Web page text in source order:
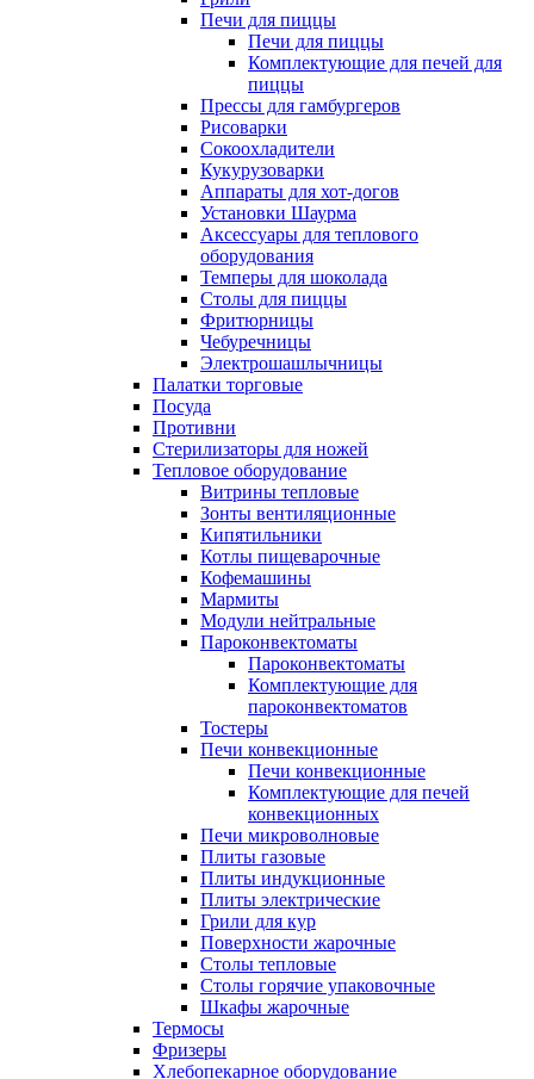
Печи для пиццы
Печи для пиццы
Комплектующие для печей для
пиццы
Прессы для гамбургеров
Рисоварки
Сокоохладители
Кукурузоварки
Аппараты для хот-догов
Установки Шаурма
Аксессуары для теплового
оборудования
Темперы для шоколада
Столы для пиццы
Фритюрницы
Чебуречницы
Электрошашлычницы
Палатки торговые
Посуда
Противни
Стерилизаторы для ножей
Тепловое оборудование
Витрины тепловые
Зонты вентиляционные
Кипятильники
Котлы пищеварочные
Кофемашины
Мармиты
Модули нейтральные
Пароконвектоматы
Пароконвектоматы
Комплектующие для
пароконвектоматов
Тостеры
Печи конвекционные
Печи конвекционные
Комплектующие для печей
конвекционных
Печи микроволновые
Плиты газовые
Плиты индукционные
Плиты электрические
Грили для кур
Поверхности жарочные
Столы тепловые
Столы горячие упаковочные
Шкафы жарочные
Термосы
Фризеры
Хлебопекарное оборудование